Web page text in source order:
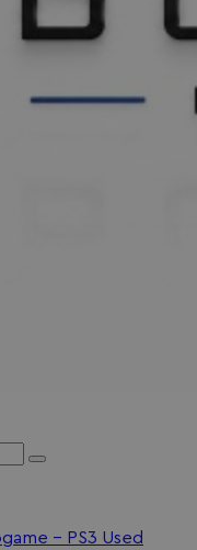
- PS3 Used